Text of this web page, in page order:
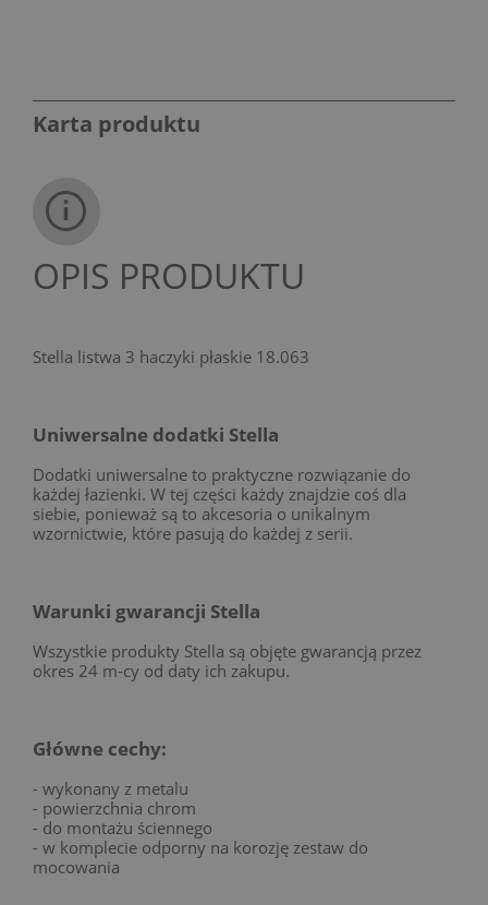
Karta produktu
OPIS PRODUKTU
Stella listwa 3 haczyki płaskie 18.063
Uniwersalne dodatki Stella
Dodatki uniwersalne to praktyczne rozwiązanie do
każdej łazienki. W tej części każdy znajdzie coś dla
siebie, ponieważ są to akcesoria o unikalnym
wzornictwie, które pasują do każdej z serii.
Warunki gwarancji Stella
Wszystkie produkty Stella są objęte gwarancją przez
okres 24 m-cy od daty ich zakupu.
Główne cechy:
- wykonany z metalu
- powierzchnia chrom
- do montażu ściennego
- w komplecie odporny na korozję zestaw do
mocowania